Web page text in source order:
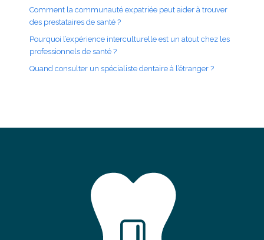
Comment la communauté expatriée peut aider à trouver
des prestataires de santé ?
Pourquoi l’expérience interculturelle est un atout chez les
professionnels de santé ?
Quand consulter un spécialiste dentaire à l’étranger ?